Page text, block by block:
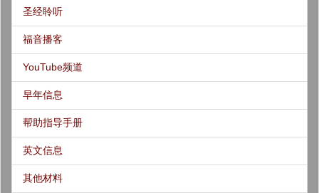
圣经聆听
福音播客
YouTube频道
早年信息
帮助指导手册
英文信息
其他材料